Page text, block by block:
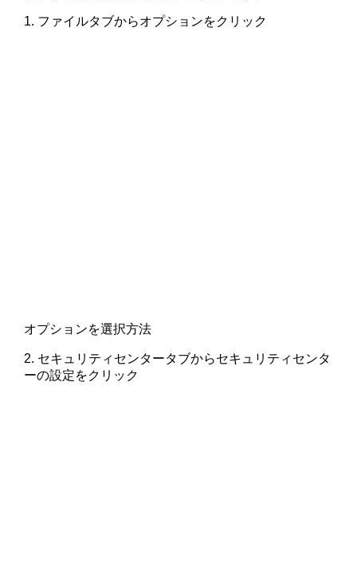
1. ファイルタブからオプションをクリック
オプションを選択方法
2. セキュリティセンタータブからセキュリティセンタ
ーの設定をクリック